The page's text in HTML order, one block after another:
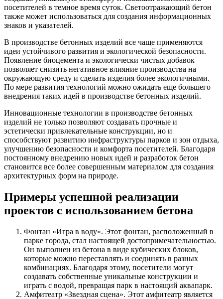
посетителей в темное время суток. Светоотражающий бетон
также может использоваться для создания информационных
знаков и указателей.
В производстве бетонных изделий все чаще применяются
идеи устойчивого развития и экологической безопасности.
Появление биоцемента и экологически чистых добавок
позволяет снизить негативное влияние производства на
окружающую среду и сделать изделия более экологичными.
По мере развития технологий можно ожидать еще большего
внедрения таких идей в производстве бетонных изделий.
Инновационные технологии в производстве бетонных
изделий не только позволяют создавать прочные и
эстетически привлекательные конструкции, но и
способствуют развитию инфраструктуры парков и зон отдыха,
улучшению безопасности и комфорта посетителей. Благодаря
постоянному внедрению новых идей и разработок бетон
становится все более совершенным материалом для создания
архитектурных форм на природе.
Примеры успешной реализации
проектов с использованием бетона
Фонтан «Игра в воду». Этот фонтан, расположенный в
парке города, стал настоящей достопримечательностью.
Он выполнен из бетона в виде кубических блоков,
которые можно переставлять и соединять в разных
комбинациях. Благодаря этому, посетители могут
создавать собственные уникальные конструкции и
играть с водой, превращая парк в настоящий аквапарк.
Амфитеатр «Звездная сцена». Этот амфитеатр является